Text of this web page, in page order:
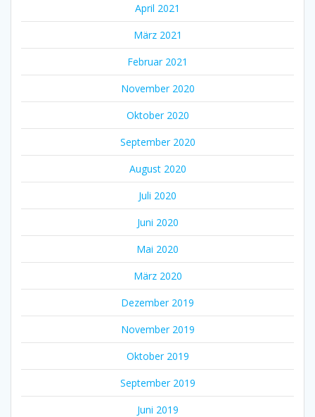
April 2021
März 2021
Februar 2021
November 2020
Oktober 2020
September 2020
August 2020
Juli 2020
Juni 2020
Mai 2020
März 2020
Dezember 2019
November 2019
Oktober 2019
September 2019
Juni 2019